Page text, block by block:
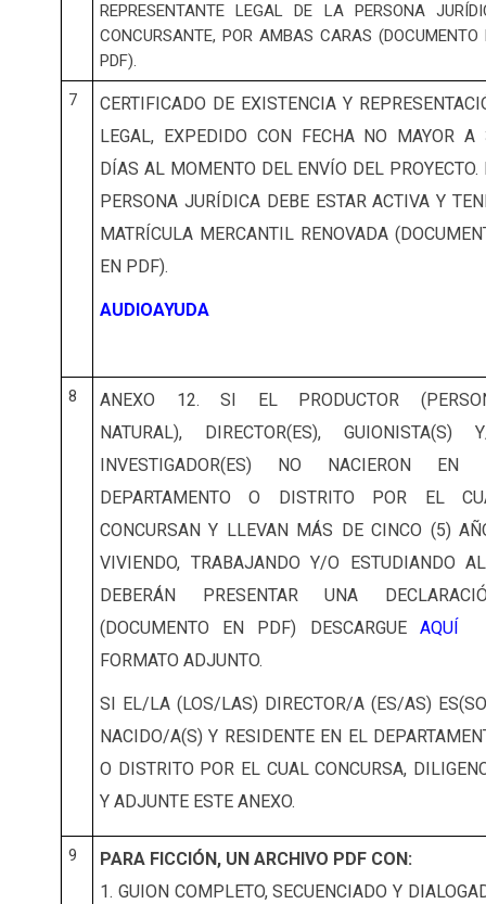
REPRESENTANTE LEGAL DE LA PERSONA
CONCURSANTE, POR AMBAS CARAS (DOCUMENTO
PDF).
7
CERTIFICADO DE EXISTENCIA Y
LEGAL, EXPEDIDO CON FECHA NO MAYOR A
DÍAS AL MOMENTO DEL ENVÍO DEL PROYECTO.
PERSONA JURÍDICA DEBE ESTAR ACTIVA Y
MATRÍCULA MERCANTIL RENOVADA
EN PDF).
AUDIOAYUDA
8 ANEXO 12. SI EL PRODUCTOR
NATURAL), DIRECTOR(ES), GUIONISTA(S)
INVESTIGADOR(ES) NO NACIERON EN
DEPARTAMENTO O DISTRITO POR EL
CONCURSAN Y LLEVAN MÁS DE CINCO (5)
VIVIENDO, TRABAJANDO Y/O ESTUDIANDO
DEBERÁN PRESENTAR UNA
(DOCUMENTO EN PDF) DESCARGUE AQUÍ
FORMATO ADJUNTO.
SI EL/LA (LOS/LAS) DIRECTOR/A (ES/AS)
NACIDO/A(S) Y RESIDENTE EN EL
O DISTRITO POR EL CUAL CONCURSA,
Y ADJUNTE ESTE ANEXO.
9
PARA FICCIÓN, UN ARCHIVO PDF CON:
1. GUION COMPLETO, SECUENCIADO Y